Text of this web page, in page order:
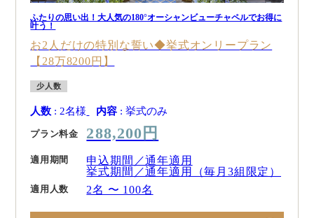
ふたりの思い出！大人気の180°オーシャンビューチャペルでお得に
叶う！
お2人だけの特別な誓い◆挙式オンリープラン
【28万8200円】
少人数
人数 : 2名様 内容 : 挙式のみ
プラン料金 288,200円
適用期間
申込期間／通年適用
挙式期間／通年適用（毎月3組限定）
適用人数 2名 〜 100名